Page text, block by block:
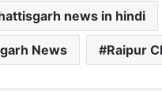
news in hindi
News Raipur